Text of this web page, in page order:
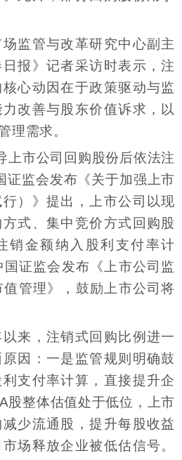
监管与改革研究中心副主
报》记者采访时表示，注
心动因在于政策驱动与监
改善与股东价值诉求，以
理需求。
上市公司回购股份后依法注
证监会发布《关于加强上市
）》提出，上市公司以现
式、集中竞价方式回购股
销金额纳入股利支付率计
证监会发布《上市公司监
管理》，鼓励上市公司将
来，注销式回购比例进一
因：一是监管规则明确鼓
支付率计算，直接提升企
股整体估值处于低位，上市
少流通股，提升每股收益
场释放企业被低估信号。